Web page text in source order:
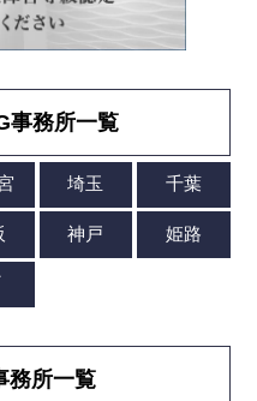
事務所一覧
務所一覧